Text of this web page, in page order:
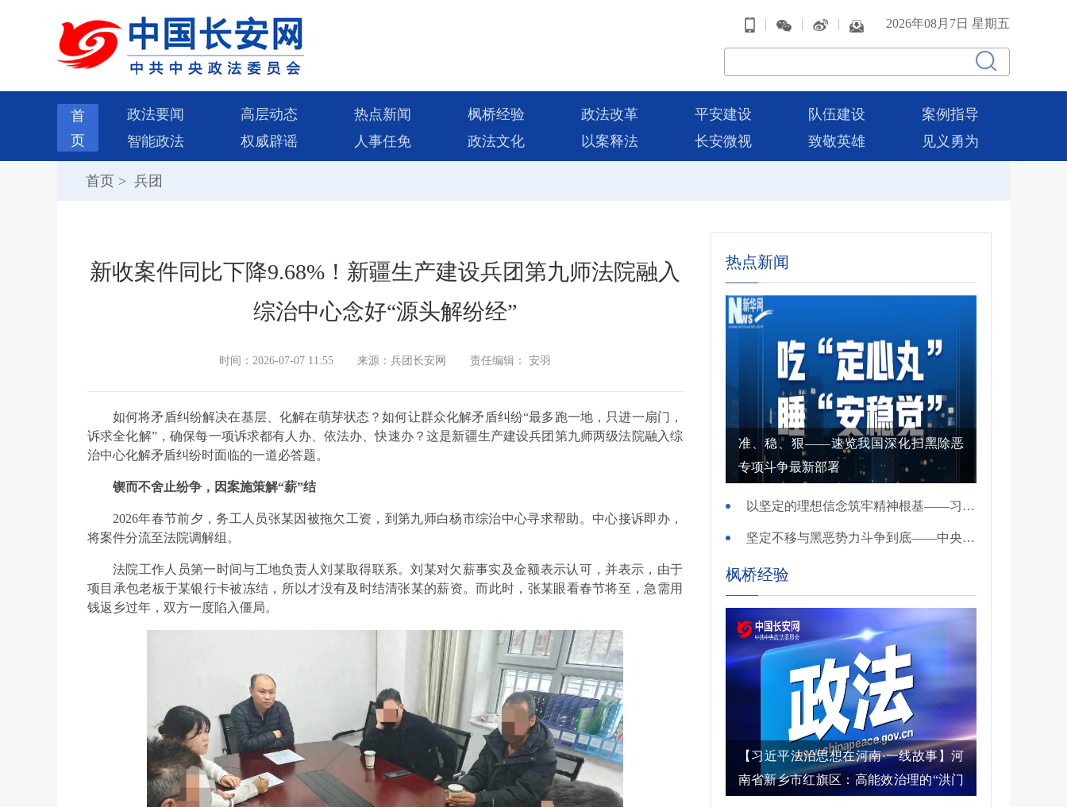
| | | 2026年08月7日 星期五
首
页
政法要闻 高层动态 热点新闻 枫桥经验 政法改革 平安建设 队伍建设
案例指导
智能政法
权威辟谣 人事任免 政法文化 以案释法 长安微视 致敬英雄 见义勇为
首页 > 兵团
新收案件同比下降9.68%！新疆生产建设兵团第九师法院融入
综治中心念好“源头解纷经”
时间：2026-07-07 11:55 来源：兵团长安网 责任编辑： 安羽
如何将矛盾纠纷解决在基层、化解在萌芽状态？如何让群众化解矛盾纠纷“最多跑一地，只进一扇门，
诉求全化解”，确保每一项诉求都有人办、依法办、快速办？这是新疆生产建设兵团第九师两级法院融入综
治中心化解矛盾纠纷时面临的一道必答题。
锲而不舍止纷争，因案施策解“薪”结
2026年春节前夕，务工人员张某因被拖欠工资，到第九师白杨市综治中心寻求帮助。中心接诉即办，
将案件分流至法院调解组。
法院工作人员第一时间与工地负责人刘某取得联系。刘某对欠薪事实及金额表示认可，并表示，由于
项目承包老板于某银行卡被冻结，所以才没有及时结清张某的薪资。而此时，张某眼看春节将至，急需用
钱返乡过年，双方一度陷入僵局。
热点新闻
准、稳、狠——速览我国深化扫黑除恶
专项斗争最新部署
以坚定的理想信念筑牢精神根基——习近平党建思想理论品格系列述评之一
坚定不移与黑恶势力斗争到底——中央政法委负责同志就开展深化扫黑除恶专项斗争有关问题答记者问
枫桥经验
【习近平法治思想在河南·一线故事】河
南省新乡市红旗区：高能效治理的“洪门